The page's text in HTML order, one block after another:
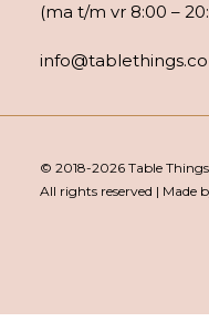
(ma t/m vr 8:00 –
© 2018-2026 Table
All rights reserved | Made